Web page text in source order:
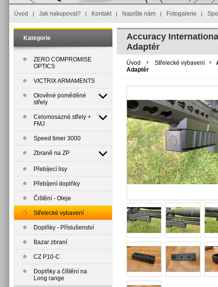
Úvod Jak nakupovat? Kontakt Napište nám Fotogalerie
Kategorie
ZERO COMPROMISE
OPTICS
VICTRIX ARMAMENTS
Olověné poměděné
střely
Celomosazné střely +
FMJ
Speed timer 3000
Zbraně na ZP
Přebíjecí lisy
Přebíjení doplňky
Čištění - Oleje
Střelecké vybavení
Doplňky - Příslušenství
Bazar zbraní
CZ P10-C
Doplňky a číštění na
Long range
Accuracy
Adaptér
Úvod Střelecké vybavení
Adaptér